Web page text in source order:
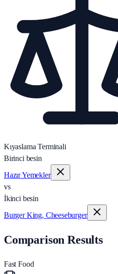
Kıyaslama Terminali
Birinci besin
Hazır Yemekler
vs
İkinci besin
Burger King, Cheeseburger
Comparison Results
Fast Food